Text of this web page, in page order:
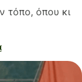
τόπο, όπου κι